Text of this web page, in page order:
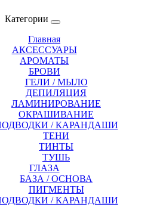
Категории
Главная
АКСЕССУАРЫ
АРОМАТЫ
БРОВИ
ГЕЛИ / МЫЛО
ДЕПИЛЯЦИЯ
ЛАМИНИРОВАНИЕ
ОКРАШИВАНИЕ
/ КАРАНДАШИ
ТЕНИ
ТИНТЫ
ТУШЬ
ГЛАЗА
БАЗА / ОСНОВА
ПИГМЕНТЫ
/ КАРАНДАШИ